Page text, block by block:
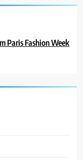
Paris Fashion Week